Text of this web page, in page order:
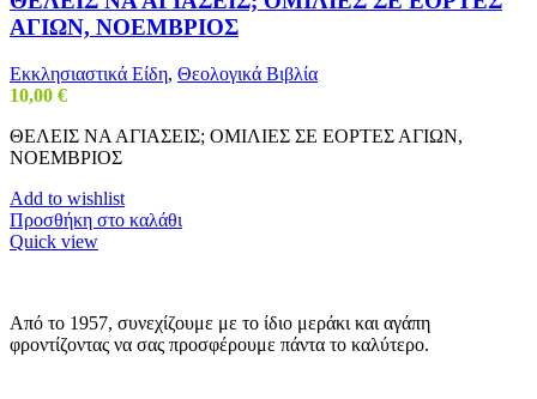
ΑΓΙΩΝ, ΝΟΕΜΒΡΙΟΣ
Εκκλησιαστικά Είδη, Θεολογικά Βιβλία
10,00 €
ΘΕΛΕΙΣ ΝΑ ΑΓΙΑΣΕΙΣ; ΟΜΙΛΙΕΣ ΣΕ ΕΟΡΤΕΣ ΑΓΙΩΝ,
ΝΟΕΜΒΡΙΟΣ
Add to wishlist
Προσθήκη στο καλάθι
Quick view
Από το 1957, συνεχίζουμε με το ίδιο μεράκι και αγάπη
φροντίζοντας να σας προσφέρουμε πάντα το καλύτερο.